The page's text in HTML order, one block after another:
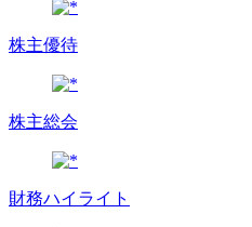
株主優待
株主総会
財務ハイライト